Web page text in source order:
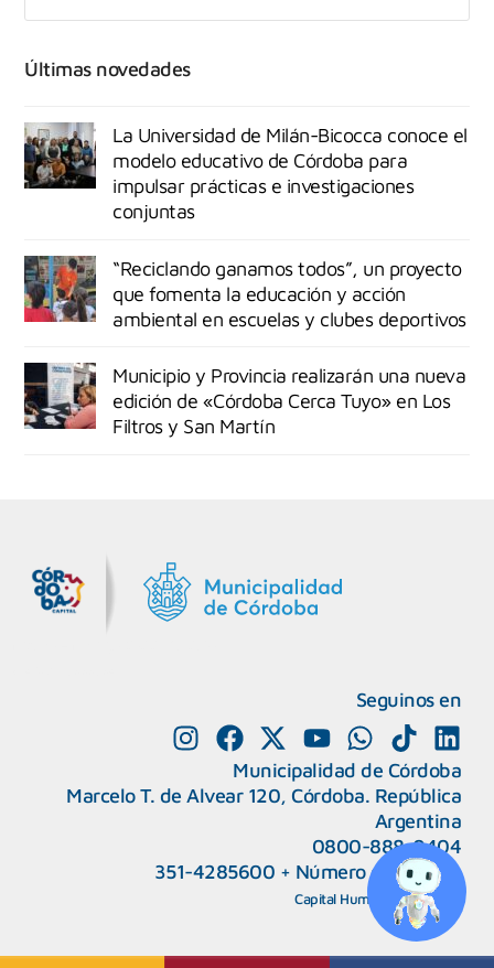
Últimas novedades
La Universidad de Milán-Bicocca conoce el
modelo educativo de Córdoba para
impulsar prácticas e investigaciones
conjuntas
“Reciclando ganamos todos”, un proyecto
que fomenta la educación y acción
ambiental en escuelas y clubes deportivos
Municipio y Provincia realizarán una nueva
edición de «Córdoba Cerca Tuyo» en Los
Filtros y San Martín
Seguinos en
Municipalidad de Córdoba
Marcelo T. de Alvear 120, Córdoba. República
Argentina
0800-888-0404
351-4285600 + Número de interno
Capital Humano |Webmail
CAPeM – Centro de Atención a Personas Migrantes y Refugiadas.